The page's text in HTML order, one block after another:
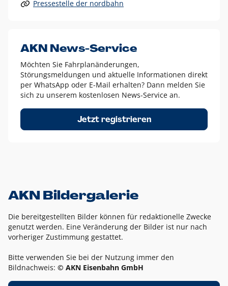
Alle anderen Logo-Varianten dürfen nur in Ausnahmefällen
Diese Ausnahmen sind zum Beispiel:
dem AKN Blau,
weißes Logo auf Fotohintergründen,
schwarzes Logo für reine Schwarz-Weiß-Umsetzungen
Um das Logo herum muss ein Schutzraum von jeweils einer
Höhe bzw. Breite des N aus AKN in alle Richtungen
Pressestelle der nordbahn
AKN News-Service
Möchten Sie Fahrplanänderungen,
Störungsmeldungen und aktuelle Informationen direkt
per WhatsApp oder E-Mail erhalten? Dann melden Sie
sich zu unserem kostenlosen News-Service an.
Jetzt registrieren
AKN Bildergalerie
Die bereitgestellten Bilder können für redaktionelle Zwecke
genutzt werden. Eine Veränderung der Bilder ist nur nach
vorheriger Zustimmung gestattet.
Bitte verwenden Sie bei der Nutzung immer den
Bildnachweis: © AKN Eisenbahn GmbH